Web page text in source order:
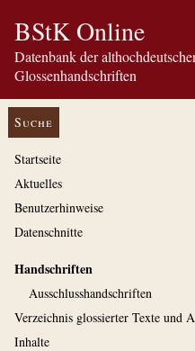
BStK Online
Datenbank der
Glossenhandschriften
Suche
Startseite
Aktuelles
Benutzerhinweise
Datenschnitte
Handschriften
Ausschluss­handschriften
Verzeichnis glossierter Texte und
Inhalte